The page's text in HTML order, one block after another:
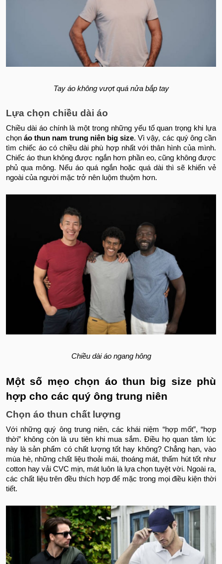
Tay áo không vượt quá nửa bắp tay
Lựa chọn chiều dài áo
Chiều dài áo chính là một trong những yếu tố quan trọng khi lựa
chọnáo thun nam trung niên big size. Vì vậy, các quý ông cần
tìm chiếc áo có chiều dài phù hợp nhất với thân hình của mình.
Chiếc áo thun không được ngắn hơn phần eo, cũng không được
phủ qua mông. Nếu áo quá ngắn hoặc quá dài thì sẽ khiến vẻ
ngoài của người mặc trở nên luộm thuộm hơn.
Chiều dài áo ngang hông
Một số mẹo chọn áo thun big size phù
hợp cho các quý ông trung niên
Chọn áo thun chất lượng
Với những quý ông trung niên, các khái niệm “hợp mốt”, “hợp
thời” không còn là ưu tiên khi mua sắm. Điều họ quan tâm lúc
này là sản phẩm có chất lượng tốt hay không? Chẳng hạn, vào
mùa hè, những chất liệu thoải mái, thoáng mát, thấm hút tốt như
cotton hay vải CVC mịn, mát luôn là lựa chọn tuyệt vời. Ngoài ra,
các chất liệu trên đều thích hợp để mặc trong mọi điều kiện thời
tiết.